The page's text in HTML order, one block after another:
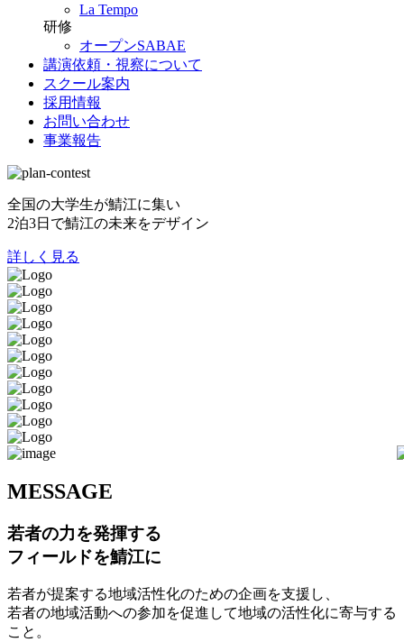
La Tempo
研修
オープンSABAE
講演依頼・視察について
スクール案内
採用情報
お問い合わせ
事業報告
全国の大学生が鯖江に集い
2泊3日で鯖江の未来をデザイン
詳しく見る
MESSAGE
若者の力を発揮する
フィールドを鯖江に
若者が提案する地域活性化のための企画を支援し、
若者の地域活動への参加を促進して地域の活性化に寄与する
こと。